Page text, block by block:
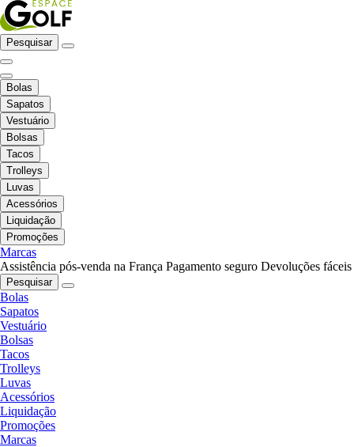
Pesquisar
Bolas
Sapatos
Vestuário
Bolsas
Tacos
Trolleys
Luvas
Acessórios
Liquidação
Promoções
Marcas
Assistência pós-venda na França Pagamento seguro Devoluções fáceis
Pesquisar
Bolas
Sapatos
Vestuário
Bolsas
Tacos
Trolleys
Luvas
Acessórios
Liquidação
Promoções
Marcas